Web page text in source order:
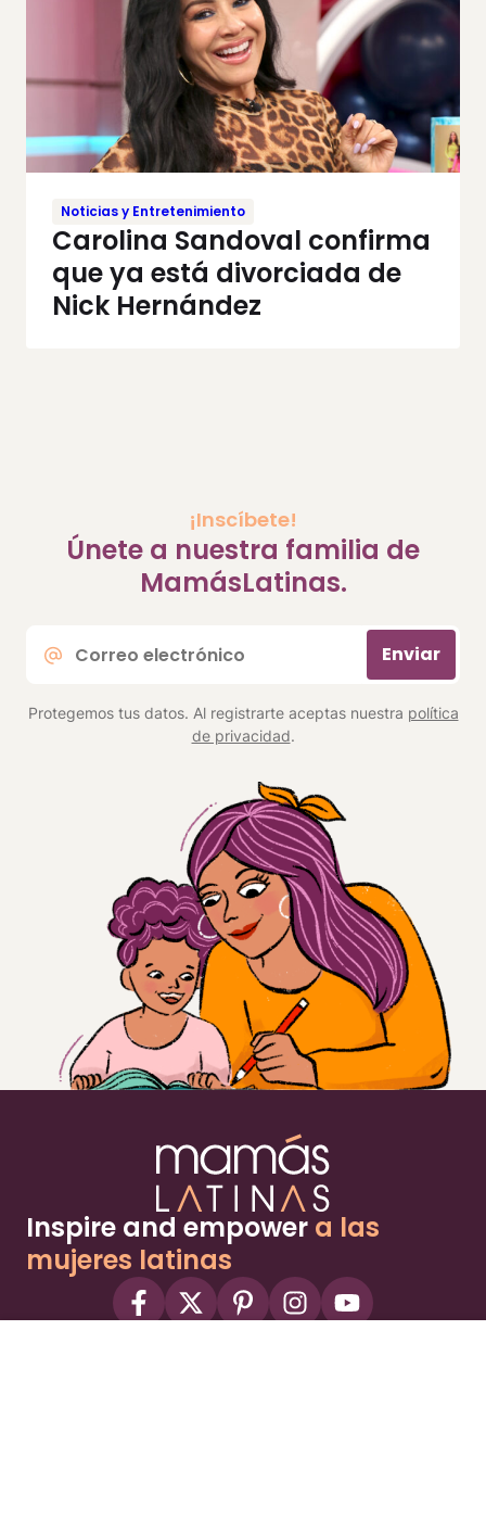
Noticias y Entretenimiento
Carolina Sandoval confirma
que ya está divorciada de
Nick Hernández
¡Inscíbete!
Únete a nuestra familia de
MamásLatinas.
electrónico
Enviar
Protegemos tus datos. Al registrarte aceptas nuestra política
de privacidad.
Inspire and empower a las
mujeres latinas